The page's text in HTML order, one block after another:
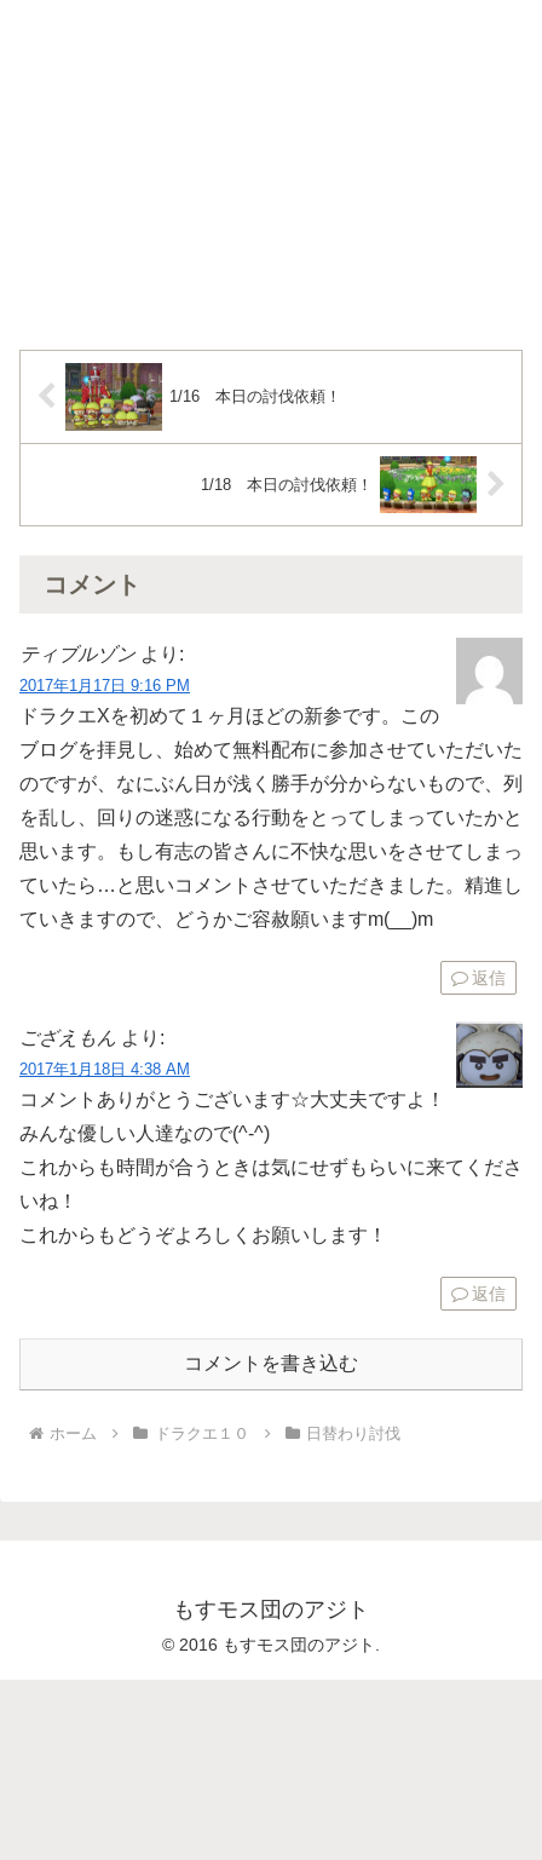
1/16 本日の討伐依頼！
1/18 本日の討伐依頼！
コメント
ティブルゾン より:
2017年1月17日 9:16 PM
ドラクエXを初めて１ヶ月ほどの新参です。この
ブログを拝見し、始めて無料配布に参加させていただいた
のですが、なにぶん日が浅く勝手が分からないもので、列
を乱し、回りの迷惑になる行動をとってしまっていたかと
思います。もし有志の皆さんに不快な思いをさせてしまっ
ていたら…と思いコメントさせていただきました。精進し
ていきますので、どうかご容赦願いますm(__)m
返信
ござえもん より:
2017年1月18日 4:38 AM
コメントありがとうございます☆大丈夫ですよ！
みんな優しい人達なので(^-^)
これからも時間が合うときは気にせずもらいに来てくださ
いね！
これからもどうぞよろしくお願いします！
返信
コメントを書き込む
ホーム ドラクエ１０ 日替わり討伐
もすモス団のアジト
© 2016 もすモス団のアジト.